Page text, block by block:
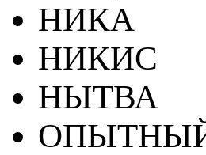
НИКА
НИКИС
НЫТВА